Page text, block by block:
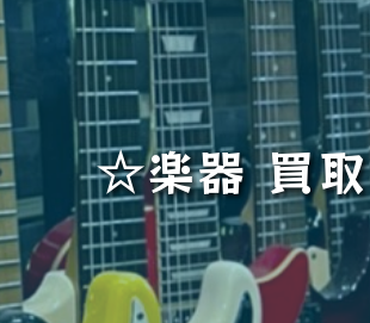
☆楽器 買取